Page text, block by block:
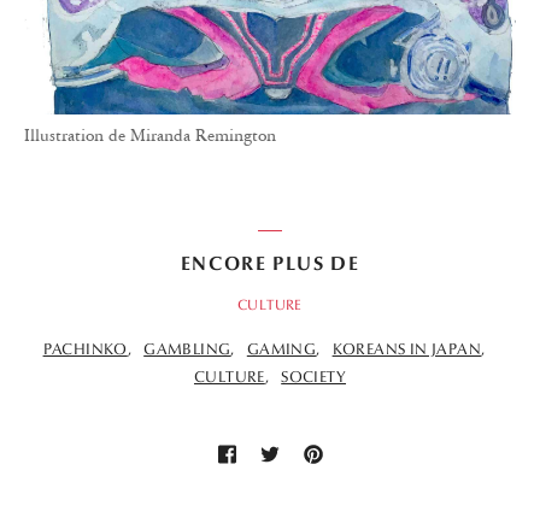
Illustration de Miranda Remington
ENCORE PLUS DE
CULTURE
PACHINKO GAMBLING GAMING
KOREANS IN JAPAN
CULTURE
SOCIETY